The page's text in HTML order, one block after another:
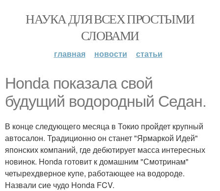
НАУКА ДЛЯ ВСЕХ ПРОСТЫМИ
СЛОВАМИ
главная новости статьи
Honda показала свой
будущий водородный Седан.
В конце следующего месяца в Токио пройдет крупный
автосалон. Традиционно он станет "Ярмаркой Идей"
японских компаний, где дебютирует масса интересных
новинок. Honda готовит к домашним "Смотринам"
четырехдверное купе, работающее на водороде.
Назвали сие чудо Honda FCV.